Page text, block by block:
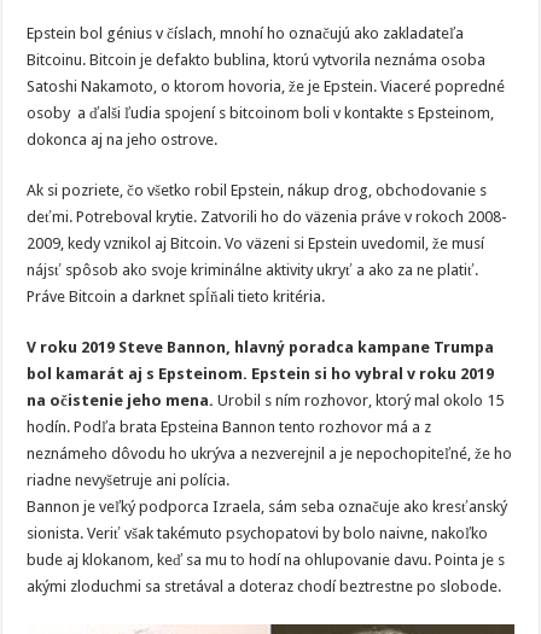
Epstein bol génius v číslach, mnohí ho označujú ako zakladateľa
Bitcoinu. Bitcoin je defakto bublina, ktorú vytvorila neznáma osoba
Satoshi Nakamoto, o ktorom hovoria, že je Epstein. Viaceré popredné
osoby a ďalši ľudia spojení s bitcoinom boli v kontakte s Epsteinom,
dokonca aj na jeho ostrove.
Ak si pozriete, čo všetko robil Epstein, nákup drog, obchodovanie s
deťmi. Potreboval krytie. Zatvorili ho do väzenia práve v rokoch 2008-
2009, kedy vznikol aj Bitcoin. Vo väzeni si Epstein uvedomil, že musí
nájsť spôsob ako svoje kriminálne aktivity ukryť a ako za ne platiť.
Práve Bitcoin a darknet spĺňali tieto kritéria.
V roku 2019 Steve Bannon, hlavný poradca kampane Trumpa
bol kamarát aj s Epsteinom. Epstein si ho vybral v roku 2019
na očistenie jeho mena. Urobil s ním rozhovor, ktorý mal okolo 15
hodín. Podľa brata Epsteina Bannon tento rozhovor má a z
neznámeho dôvodu ho ukrýva a nezverejnil a je nepochopiteľné, že ho
riadne nevyšetruje ani polícia.
Bannon je veľký podporca Izraela, sám seba označuje ako kresťanský
sionista. Veriť však takémuto psychopatovi by bolo naivne, nakoľko
bude aj klokanom, keď sa mu to hodí na ohlupovanie davu. Pointa je s
akými zloduchmi sa stretával a doteraz chodí beztrestne po slobode.